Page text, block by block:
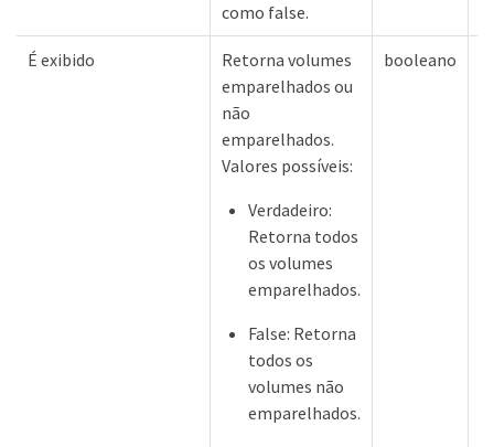
como false.
É exibido
Retorna volumes
emparelhados ou
não
emparelhados.
Valores possíveis:
Verdadeiro:
Retorna todos
os volumes
emparelhados.
False: Retorna
todos os
volumes não
emparelhados.
booleano